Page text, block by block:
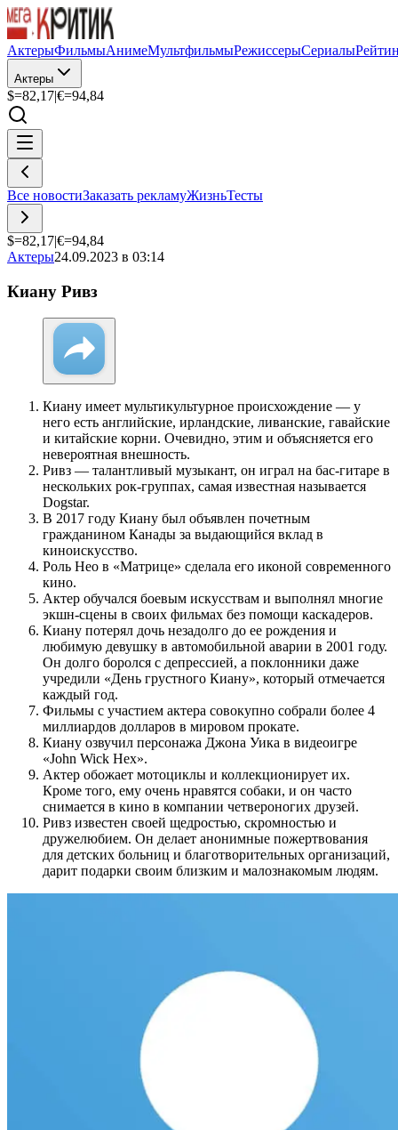
АктерыФильмыАнимеМультфильмыРежиссерыСериалы
Актеры
$=82,17|€=94,84
Все новостиЗаказать рекламуЖизньТесты
$=82,17|€=94,84
Актеры24.09.2023 в 03:14
Киану Ривз
Киану имеет мультикультурное происхождение — у
него есть английские, ирландские, ливанские, гавайские
и китайские корни. Очевидно, этим и объясняется его
невероятная внешность.
Ривз — талантливый музыкант, он играл на бас-гитаре в
нескольких рок-группах, самая известная называется
Dogstar.
В 2017 году Киану был объявлен почетным
гражданином Канады за выдающийся вклад в
киноискусство.
Роль Нео в «Матрице» сделала его иконой современного
кино.
Актер обучался боевым искусствам и выполнял многие
экшн-сцены в своих фильмах без помощи каскадеров.
Киану потерял дочь незадолго до ее рождения и
любимую девушку в автомобильной аварии в 2001 году.
Он долго боролся с депрессией, а поклонники даже
учредили «День грустного Киану», который отмечается
каждый год.
Фильмы с участием актера совокупно собрали более 4
миллиардов долларов в мировом прокате.
Киану озвучил персонажа Джона Уика в видеоигре
«John Wick Hex».
Актер обожает мотоциклы и коллекционирует их.
Кроме того, ему очень нравятся собаки, и он часто
снимается в кино в компании четвероногих друзей.
Ривз известен своей щедростью, скромностью и
дружелюбием. Он делает анонимные пожертвования
для детских больниц и благотворительных организаций,
дарит подарки своим близким и малознакомым людям.